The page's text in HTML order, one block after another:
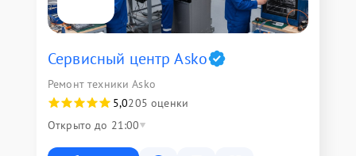
Сервисный центр Asko
Ремонт техники Asko
5,0205 оценки
Открыто до 21:00